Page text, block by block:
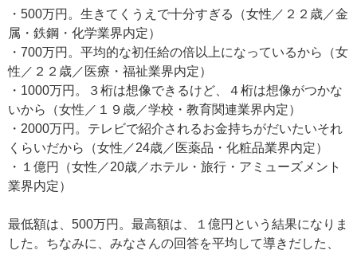
・500万円。生きてくうえで十分すぎる（女性／２２歳／金
属・鉄鋼・化学業界内定）
・700万円。平均的な初任給の倍以上になっているから（女
性／２２歳／医療・福祉業界内定）
・1000万円。３桁は想像できるけど、４桁は想像がつかな
いから（女性／１９歳／学校・教育関連業界内定）
・2000万円。テレビで紹介されるお金持ちがだいたいそれ
くらいだから（女性／24歳／医薬品・化粧品業界内定）
・１億円（女性／20歳／ホテル・旅行・アミューズメント
業界内定）
最低額は、500万円。最高額は、１億円という結果になりま
した。ちなみに、みなさんの回答を平均して導きだした、